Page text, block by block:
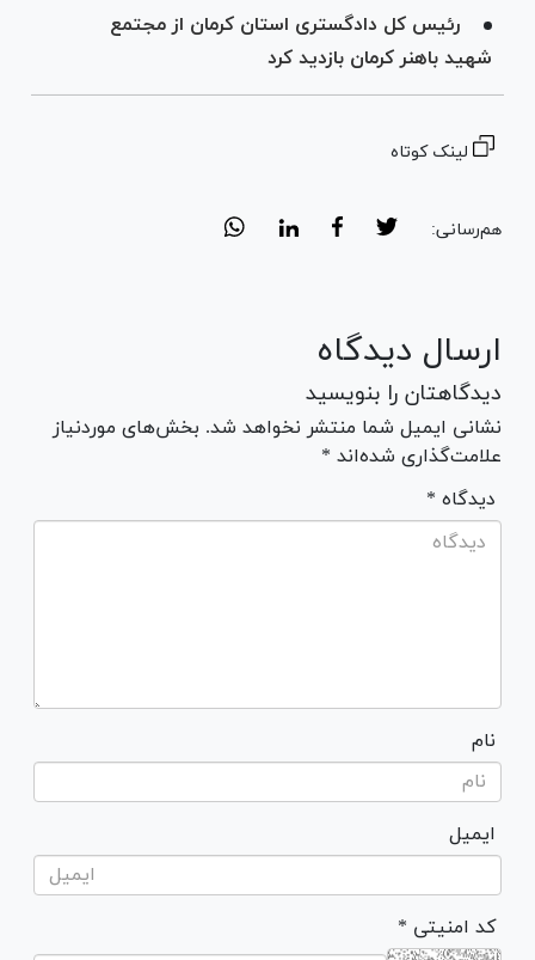
رئیس کل دادگستری استان کرمان از مجتمع
شهید باهنر کرمان بازدید کرد
لینک کوتاه
هم‌رسانی:
ارسال دیدگاه
دیدگاهتان را بنویسید
نشانی ایمیل شما منتشر نخواهد شد. بخش‌های موردنیاز
علامت‌گذاری شده‌اند *
* دیدگاه
نام
ایمیل
* کد امنیتی